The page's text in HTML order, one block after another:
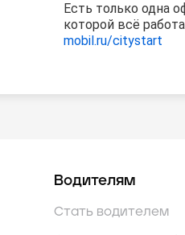
Есть только одна
которой всё
mobil.ru/citystart
Водителям
Стать водителем